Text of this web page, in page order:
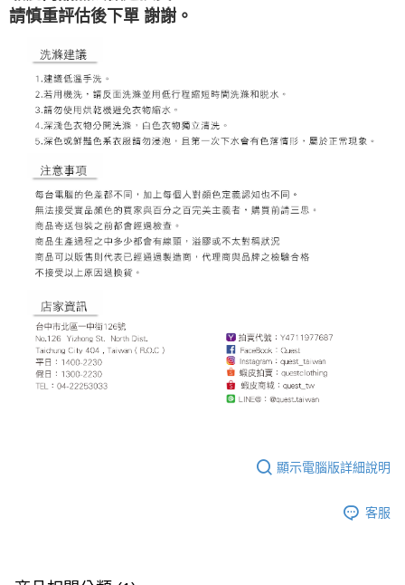
7-11取貨付款
新竹物流宅配
每筆NT$80，滿NT$1,000(含以上)免運費
宅配(自取)
免運費
付款後門市自取
免運費
國家/地區配送
請慎重評估後下單 謝謝。
顯示電腦版詳細說明
客服